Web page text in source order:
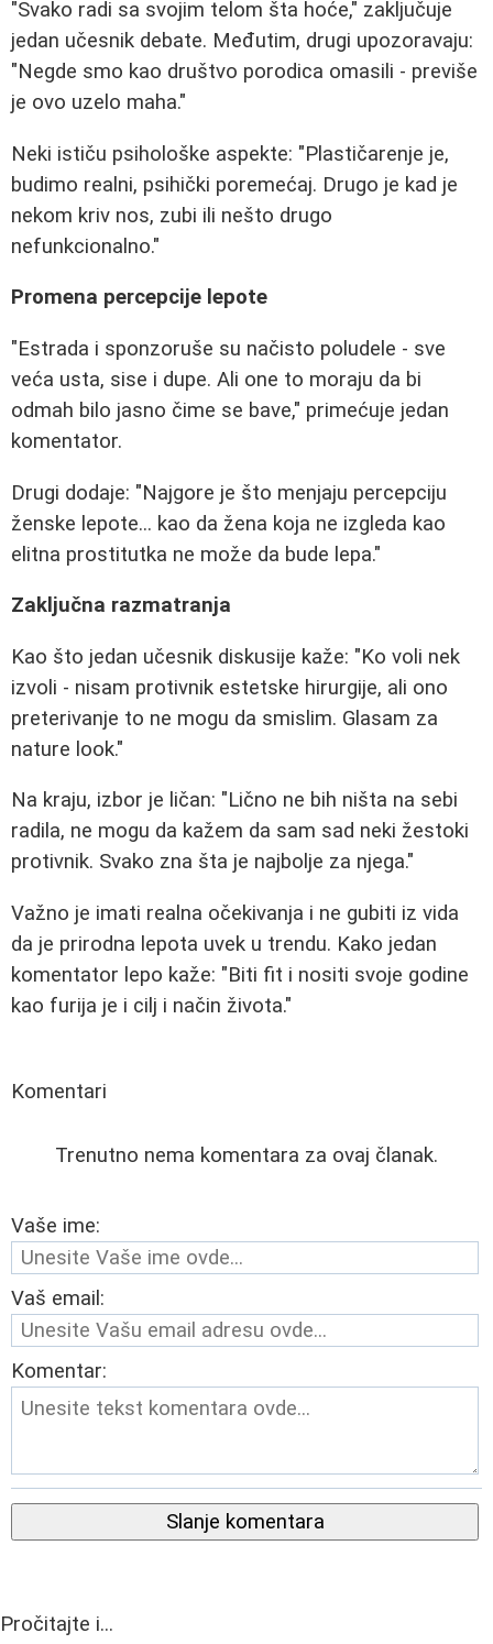
"Svako radi sa svojim telom šta hoće," zaključuje
jedan učesnik debate. Međutim, drugi upozoravaju:
"Negde smo kao društvo porodica omasili - previše
je ovo uzelo maha."
Neki ističu psihološke aspekte: "Plastičarenje je,
budimo realni, psihički poremećaj. Drugo je kad je
nekom kriv nos, zubi ili nešto drugo
nefunkcionalno."
Promena percepcije lepote
"Estrada i sponzoruše su načisto poludele - sve
veća usta, sise i dupe. Ali one to moraju da bi
odmah bilo jasno čime se bave," primećuje jedan
komentator.
Drugi dodaje: "Najgore je što menjaju percepciju
ženske lepote... kao da žena koja ne izgleda kao
elitna prostitutka ne može da bude lepa."
Zaključna razmatranja
Kao što jedan učesnik diskusije kaže: "Ko voli nek
izvoli - nisam protivnik estetske hirurgije, ali ono
preterivanje to ne mogu da smislim. Glasam za
nature look."
Na kraju, izbor je ličan: "Lično ne bih ništa na sebi
radila, ne mogu da kažem da sam sad neki žestoki
protivnik. Svako zna šta je najbolje za njega."
Važno je imati realna očekivanja i ne gubiti iz vida
da je prirodna lepota uvek u trendu. Kako jedan
komentator lepo kaže: "Biti fit i nositi svoje godine
kao furija je i cilj i način života."
Komentari
Trenutno nema komentara za ovaj članak.
Vaše ime:
Vaš email:
Komentar:
Slanje komentara
Pročitajte i...